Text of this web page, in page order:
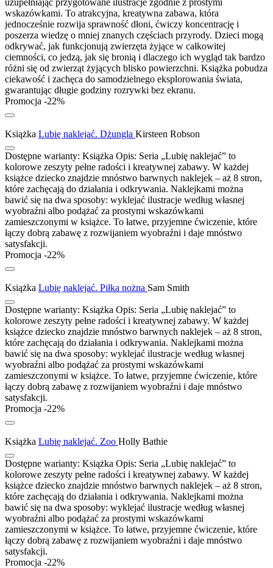
wskazówkami. To atrakcyjna, kreatywna zabawa, która
jednocześnie rozwija sprawność dłoni, ćwiczy koncentrację i
poszerza wiedzę o mniej znanych częściach przyrody. Dzieci mogą
odkrywać, jak funkcjonują zwierzęta żyjące w całkowitej
ciemności, co jedzą, jak się bronią i dlaczego ich wygląd tak bardzo
różni się od zwierząt żyjących blisko powierzchni. Książka pobudza
ciekawość i zachęca do samodzielnego eksplorowania świata,
gwarantując długie godziny rozrywki bez ekranu.
Promocja -22%
Książka Lubię naklejać. Dżungla Kirsteen Robson
Dostępne warianty: Książka Opis: Seria „Lubię naklejać” to
kolorowe zeszyty pełne radości i kreatywnej zabawy. W każdej
książce dziecko znajdzie mnóstwo barwnych naklejek – aż 8 stron,
które zachęcają do działania i odkrywania. Naklejkami można
bawić się na dwa sposoby: wyklejać ilustracje według własnej
wyobraźni albo podążać za prostymi wskazówkami
zamieszczonymi w książce. To łatwe, przyjemne ćwiczenie, które
łączy dobrą zabawę z rozwijaniem wyobraźni i daje mnóstwo
satysfakcji.
Promocja -22%
Książka Lubię naklejać. Piłka nożna Sam Smith
Dostępne warianty: Książka Opis: Seria „Lubię naklejać” to
kolorowe zeszyty pełne radości i kreatywnej zabawy. W każdej
książce dziecko znajdzie mnóstwo barwnych naklejek – aż 8 stron,
które zachęcają do działania i odkrywania. Naklejkami można
bawić się na dwa sposoby: wyklejać ilustracje według własnej
wyobraźni albo podążać za prostymi wskazówkami
zamieszczonymi w książce. To łatwe, przyjemne ćwiczenie, które
łączy dobrą zabawę z rozwijaniem wyobraźni i daje mnóstwo
satysfakcji.
Promocja -22%
Książka Lubię naklejać. Zoo Holly Bathie
Dostępne warianty: Książka Opis: Seria „Lubię naklejać” to
kolorowe zeszyty pełne radości i kreatywnej zabawy. W każdej
książce dziecko znajdzie mnóstwo barwnych naklejek – aż 8 stron,
które zachęcają do działania i odkrywania. Naklejkami można
bawić się na dwa sposoby: wyklejać ilustracje według własnej
wyobraźni albo podążać za prostymi wskazówkami
zamieszczonymi w książce. To łatwe, przyjemne ćwiczenie, które
łączy dobrą zabawę z rozwijaniem wyobraźni i daje mnóstwo
satysfakcji.
Promocja -22%